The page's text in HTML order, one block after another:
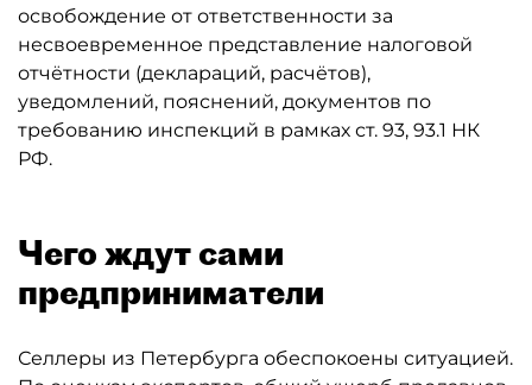
освобождение от ответственности за
несвоевременное представление налоговой
отчётности (деклараций, расчётов),
уведомлений, пояснений, документов по
требованию инспекций в рамках ст. 93, 93.1 НК
РФ.
Чего ждут сами
предприниматели
Селлеры из Петербурга обеспокоены ситуацией.